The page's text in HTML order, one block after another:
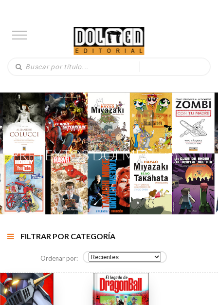
PRETEXTOS DOLMEN(67)
FILTRAR POR CATEGORÍA
Ordenar por: